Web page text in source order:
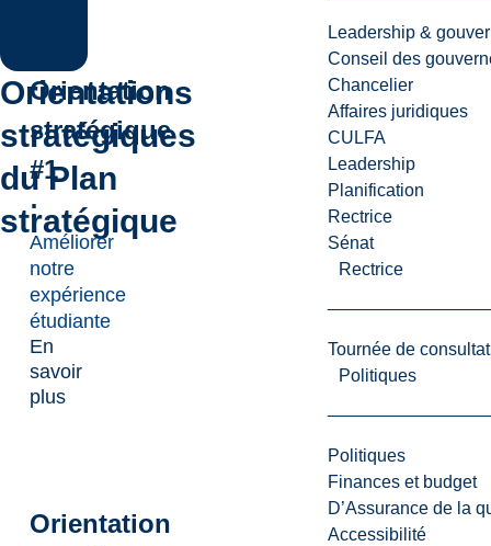
Leadership &
Conseil des
Chancelier
Affaires juridiques
CULFA
Leadership
Planification
Rectrice
Sénat
Rectrice
Tournée de
Politiques
Politiques
Finances et budget
D’Assurance de la
Accessibilité
Orientations
stratégiques
du Plan
stratégique
Orientation
stratégique
#1
:
Améliorer
notre
expérience
étudiante
En
savoir
plus
Orientation